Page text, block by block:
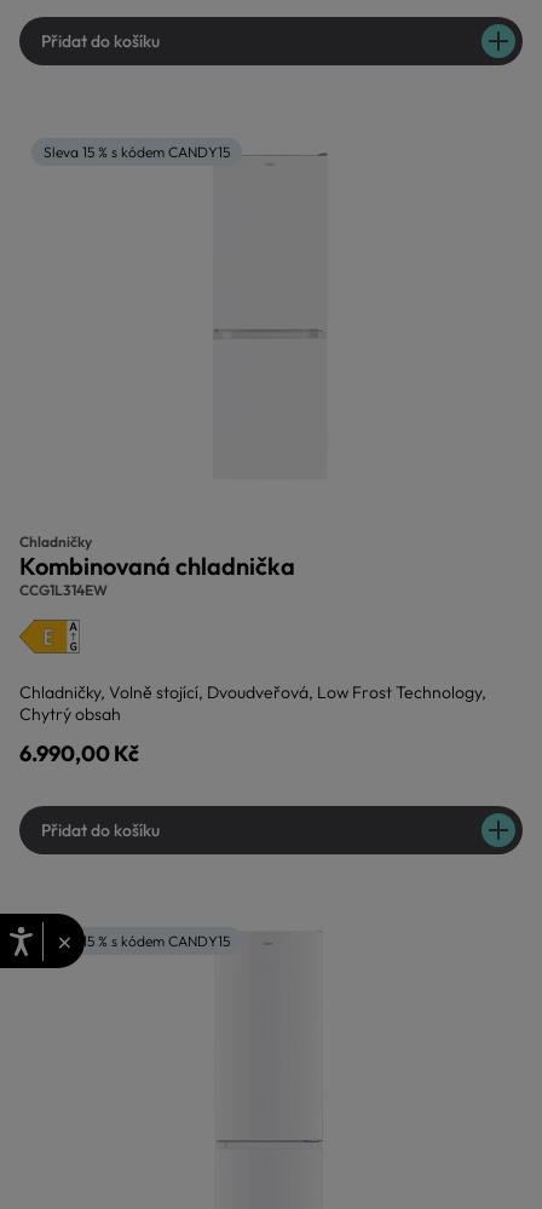
Přidat do košíku
Sleva 15 % s kódem CANDY15
Chladničky
Kombinovaná chladnička
CCG1L314EW
Chladničky, Volně stojící, Dvoudveřová, Low Frost Technology,
Chytrý obsah
6.990,00 Kč
Přidat do košíku
Sleva 15 % s kódem CANDY15
×